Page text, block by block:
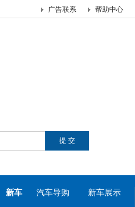
帮助中心
广告联系
新车 汽车导购 新车展示